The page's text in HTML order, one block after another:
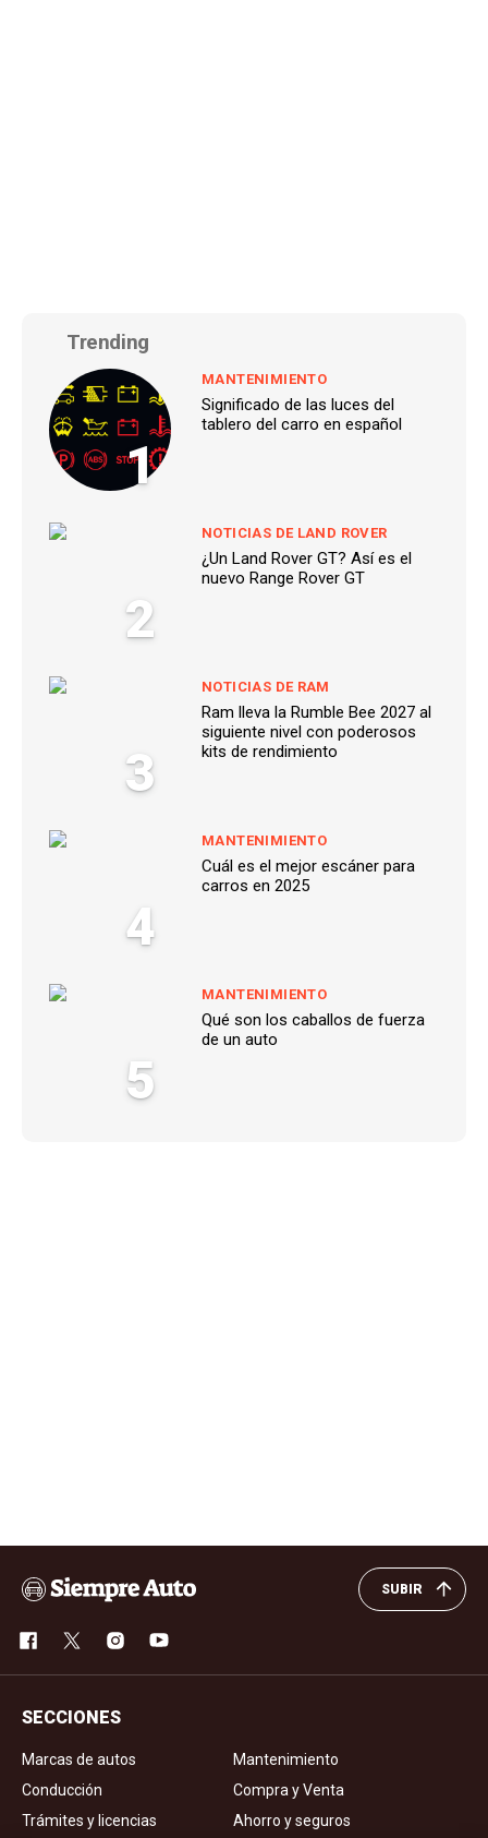
Trending
1
MANTENIMIENTO
Significado de las luces del
tablero del carro en español
2
NOTICIAS DE LAND ROVER
¿Un Land Rover GT? Así es el
nuevo Range Rover GT
3
NOTICIAS DE RAM
Ram lleva la Rumble Bee 2027 al
siguiente nivel con poderosos
kits de rendimiento
4
MANTENIMIENTO
Cuál es el mejor escáner para
carros en 2025
5
MANTENIMIENTO
Qué son los caballos de fuerza
de un auto
SUBIR
SECCIONES
Marcas de autos
Mantenimiento
Conducción
Compra y Venta
Trámites y licencias
Ahorro y seguros